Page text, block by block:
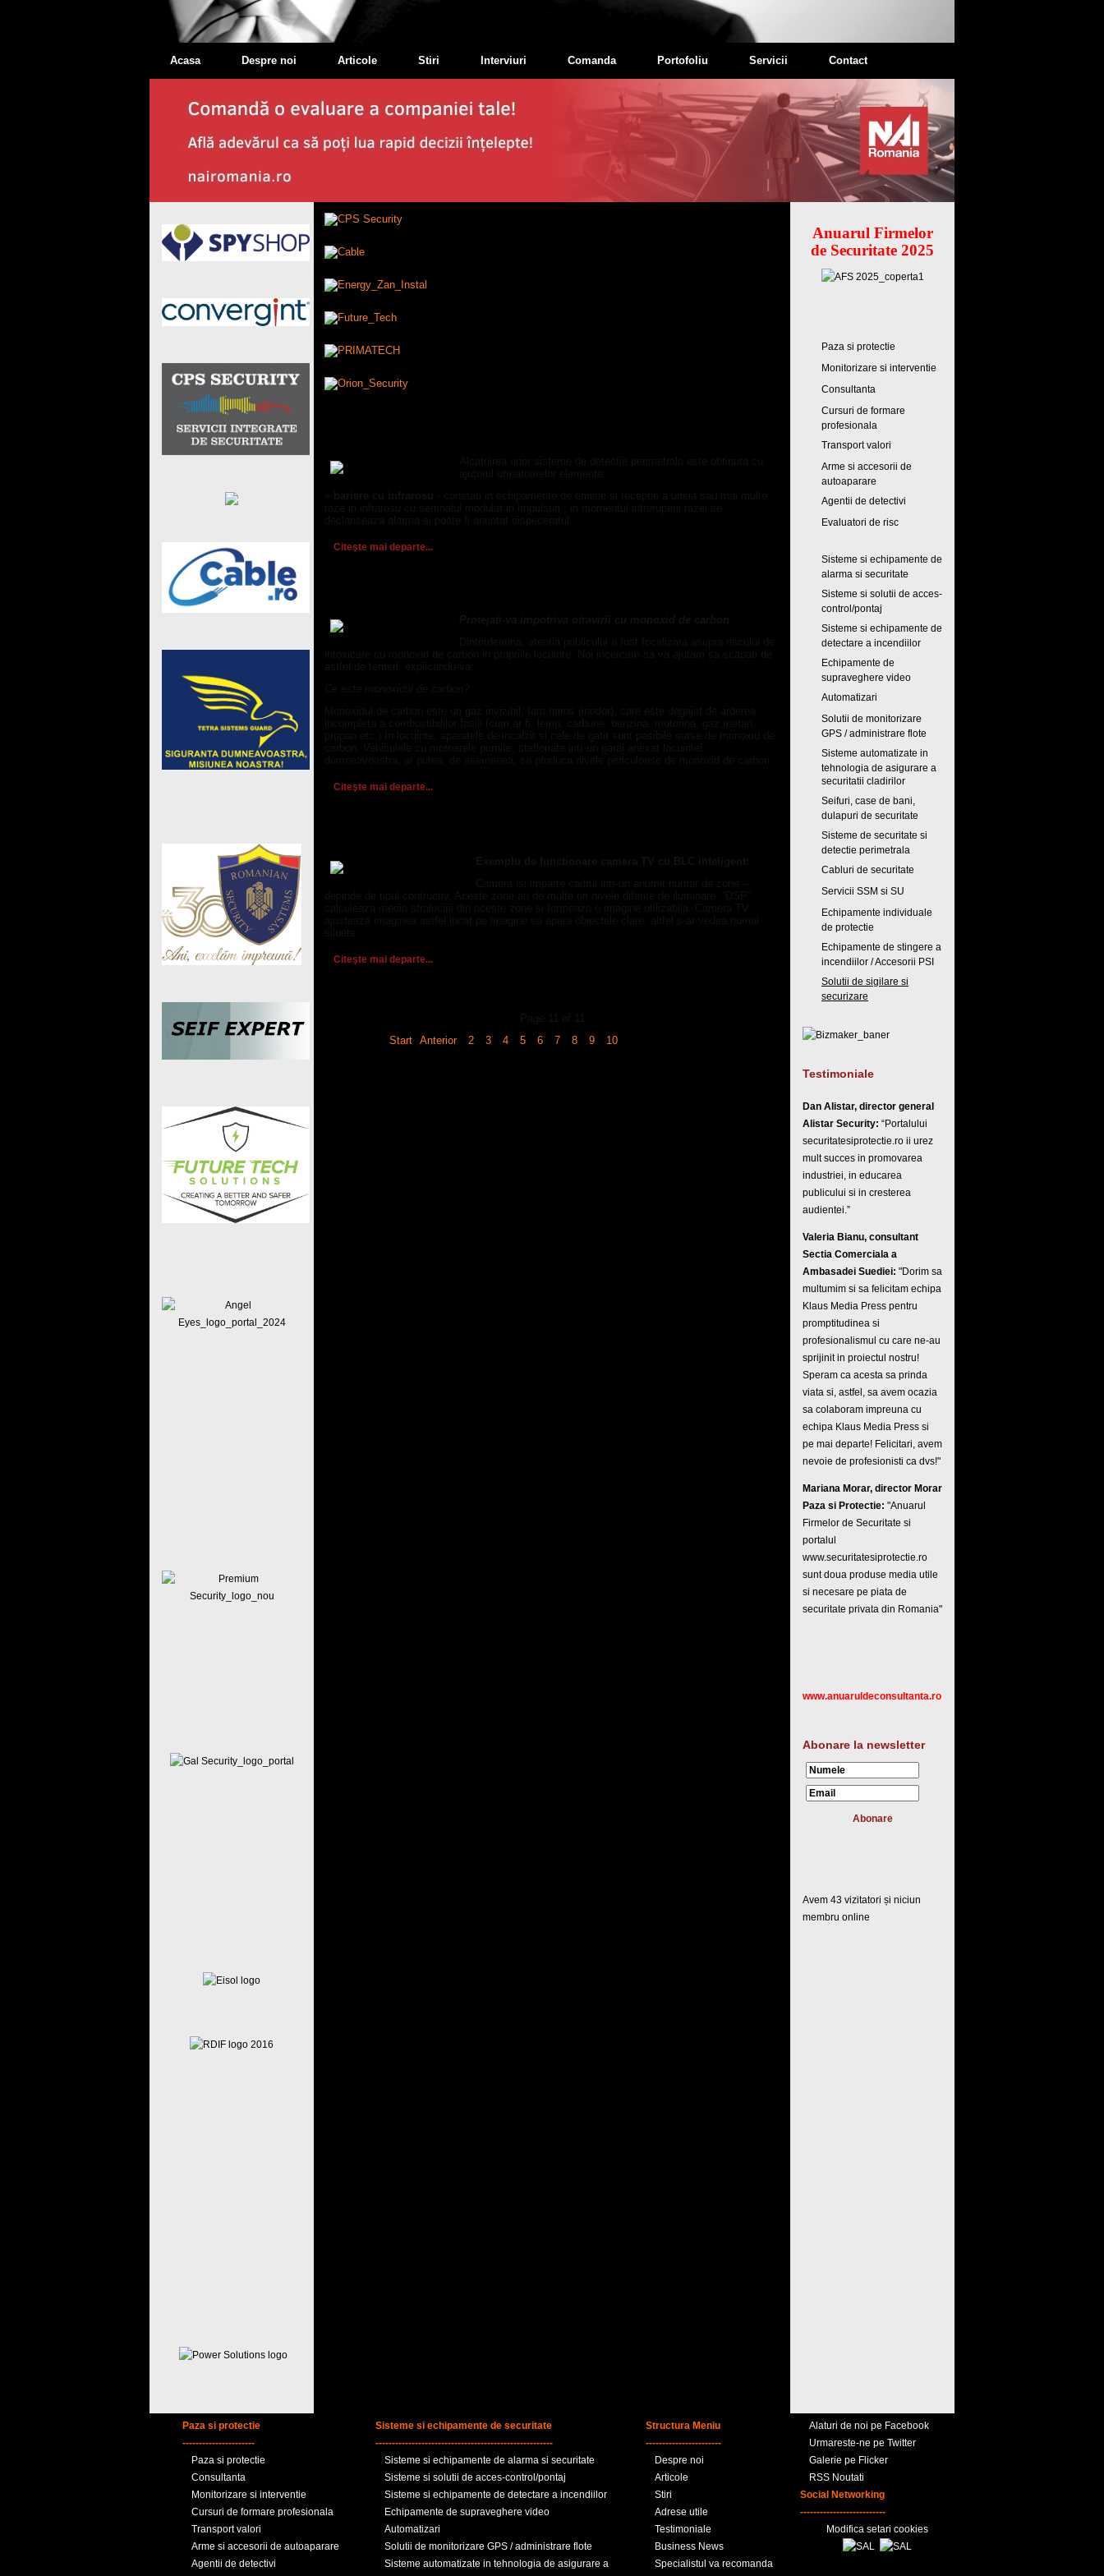
Acasa Despre noi Articole Stiri Interviuri Comanda Portofoliu Servicii Contact
Alcatuirea unor sisteme de detectie perimetrala este obtinuta cu
ajutorul urmatoarelor elemente:
bariere cu infrarosu - constau in echipamente de emisie si receptie a uneia sau mai multe
raze in infrarosu cu semnalul modulat in impulsuri ; in momentul intreruperii razei se
declanseaza alarma si poate fi anuntat dispeceratul.
Citeşte mai departe...
Protejati-va impotriva otravirii cu monoxid de carbon
Dintotdeauna, atentia publicului a fost focalizata asupra riscului de
intoxicare cu monoxid de carbon in propriile locuinte. Noi incercam sa va ajutam sa scapati de
astfel de temeri, explicandu-va:
Ce este monoxidul de carbon?
Monoxidul de carbon este un gaz invizibil, fara miros (inodor), care este degajat de arderea
incompleta a combustibililor fosili (cum ar fi: lemn, carbune, benzina, motorina, gaz metan,
propan etc.) In locuinte, aparatele de incalzit si cele de gatit sunt posibile surse de monoxid de
carbon. Vehiculele cu motoarele pornite, stationate intr-un garaj anexat locuintei
dumneavoastra, ar putea, de asemenea, sa produca nivele periculoase de monoxid de carbon.
Citeşte mai departe...
Exemplu de functionare camera TV cu BLC inteligent:
Camera isi imparte cadrul intr-un anumit numar de zone –
depinde de tipul contructiv. Aceste zone au de multe ori nivele diferite de iluminare. “DSP”
calculeaza media stralucirii din aceste zone si formeaza o imagine utilizabila. Camera TV
ajusteaza imaginea astfel incat pe imagine sa apara obiectele clare, altfel s-ar vedea numai
siluete.
Citeşte mai departe...
Page 11 of 11
Start
Anterior 2 3 4 5 6 7 8 9 10
Anuarul Firmelor
de Securitate 2025
Paza si protectie
Monitorizare si interventie
Consultanta
Cursuri de formare
profesionala
Transport valori
Arme si accesorii de
autoaparare
Agentii de detectivi
Evaluatori de risc
Sisteme si echipamente de
alarma si securitate
Sisteme si solutii de acces-
control/pontaj
Sisteme si echipamente de
detectare a incendiilor
Echipamente de
supraveghere video
Automatizari
Solutii de monitorizare
GPS / administrare flote
Sisteme automatizate in
tehnologia de asigurare a
securitatii cladirilor
Seifuri, case de bani,
dulapuri de securitate
Sisteme de securitate si
detectie perimetrala
Cabluri de securitate
Servicii SSM si SU
Echipamente individuale
de protectie
Echipamente de stingere a
incendiilor / Accesorii PSI
Solutii de sigilare si
securizare
Testimoniale
Dan Alistar, director general
Alistar Security: “Portalului
securitatesiprotectie.ro ii urez
mult succes in promovarea
industriei, in educarea
publicului si in cresterea
audientei.”
Valeria Bianu, consultant
Sectia Comerciala a
Ambasadei Suediei: "Dorim sa
multumim si sa felicitam echipa
Klaus Media Press pentru
promptitudinea si
profesionalismul cu care ne-au
sprijinit in proiectul nostru!
Speram ca acesta sa prinda
viata si, astfel, sa avem ocazia
sa colaboram impreuna cu
echipa Klaus Media Press si
pe mai departe! Felicitari, avem
nevoie de profesionisti ca dvs!"
Mariana Morar, director Morar
Paza si Protectie: "Anuarul
Firmelor de Securitate si
portalul
www.securitatesiprotectie.ro
sunt doua produse media utile
si necesare pe piata de
securitate privata din Romania"
www.anuaruldeconsultanta.ro
Abonare la newsletter
Avem 43 vizitatori și niciun
membru online
Paza si protectie
----------------------
Paza si protectie
Consultanta
Monitorizare si interventie
Cursuri de formare profesionala
Transport valori
Arme si accesorii de autoaparare
Agentii de detectivi
Sisteme si echipamente de securitate
------------------------------------------------------
Sisteme si echipamente de alarma si securitate
Sisteme si solutii de acces-control/pontaj
Sisteme si echipamente de detectare a incendiilor
Echipamente de supraveghere video
Automatizari
Solutii de monitorizare GPS / administrare flote
Sisteme automatizate in tehnologia de asigurare a
Structura Meniu
-----------------------
Despre noi
Articole
Stiri
Adrese utile
Testimoniale
Business News
Specialistul va recomanda
Alaturi de noi pe Facebook
Urmareste-ne pe Twitter
Galerie pe Flicker
RSS Noutati
Social Networking
--------------------------
Modifica setari cookies